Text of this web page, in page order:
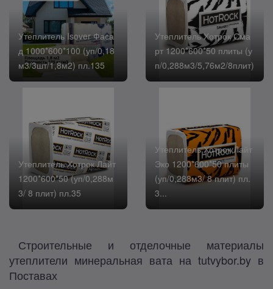
Утеплитель Isover Фаса
д 1000*600*100 (уп/0,18
м3/3шт/1,8м2) пл.135
Утеплитель Хотрок Сма
рт 1200*600*50 плиты (у
п/0,288м3/5,76м2/8плит)
Утеплитель Хотрок Лайт
1200*600*50 (уп/0,288м
3/ 8 плит) пл.35
Утеплитель Хотрок Лайт
Эко 1200*600*50 плиты
(уп/0,288м3/ 8 плит) пл.
3...
Строительные и отделочные материалы
утеплители минеральная вата на tutvybor.by в
Поставах